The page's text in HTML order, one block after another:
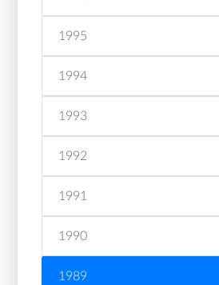
1995
1994
1993
1992
1991
1990
1989